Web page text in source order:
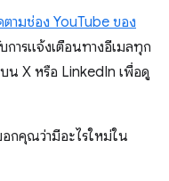
ตามช่อง YouTube ของ
ารแจ้งเตือนทางอีเมลทุก
บน X หรือ LinkedIn เพื่อดู
กคุณว่ามีอะไรใหม่ใน